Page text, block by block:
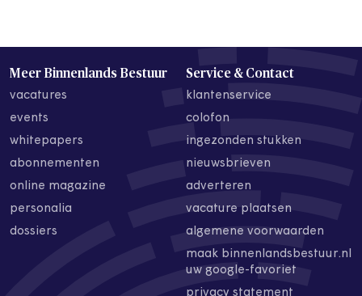
Meer Binnenlands Bestuur
vacatures
events
whitepapers
abonnementen
online magazine
personalia
dossiers
Service & Contact
klantenservice
colofon
ingezonden stukken
nieuwsbrieven
adverteren
vacature plaatsen
algemene voorwaarden
maak binnenlandsbestuur.nl
uw google-favoriet
privacy statement